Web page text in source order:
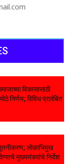
विकासासाठी
निर्णय; विविध प्रलंबित
लोकाभिमुख
मुख्यमंत्र्यांचे निर्देश